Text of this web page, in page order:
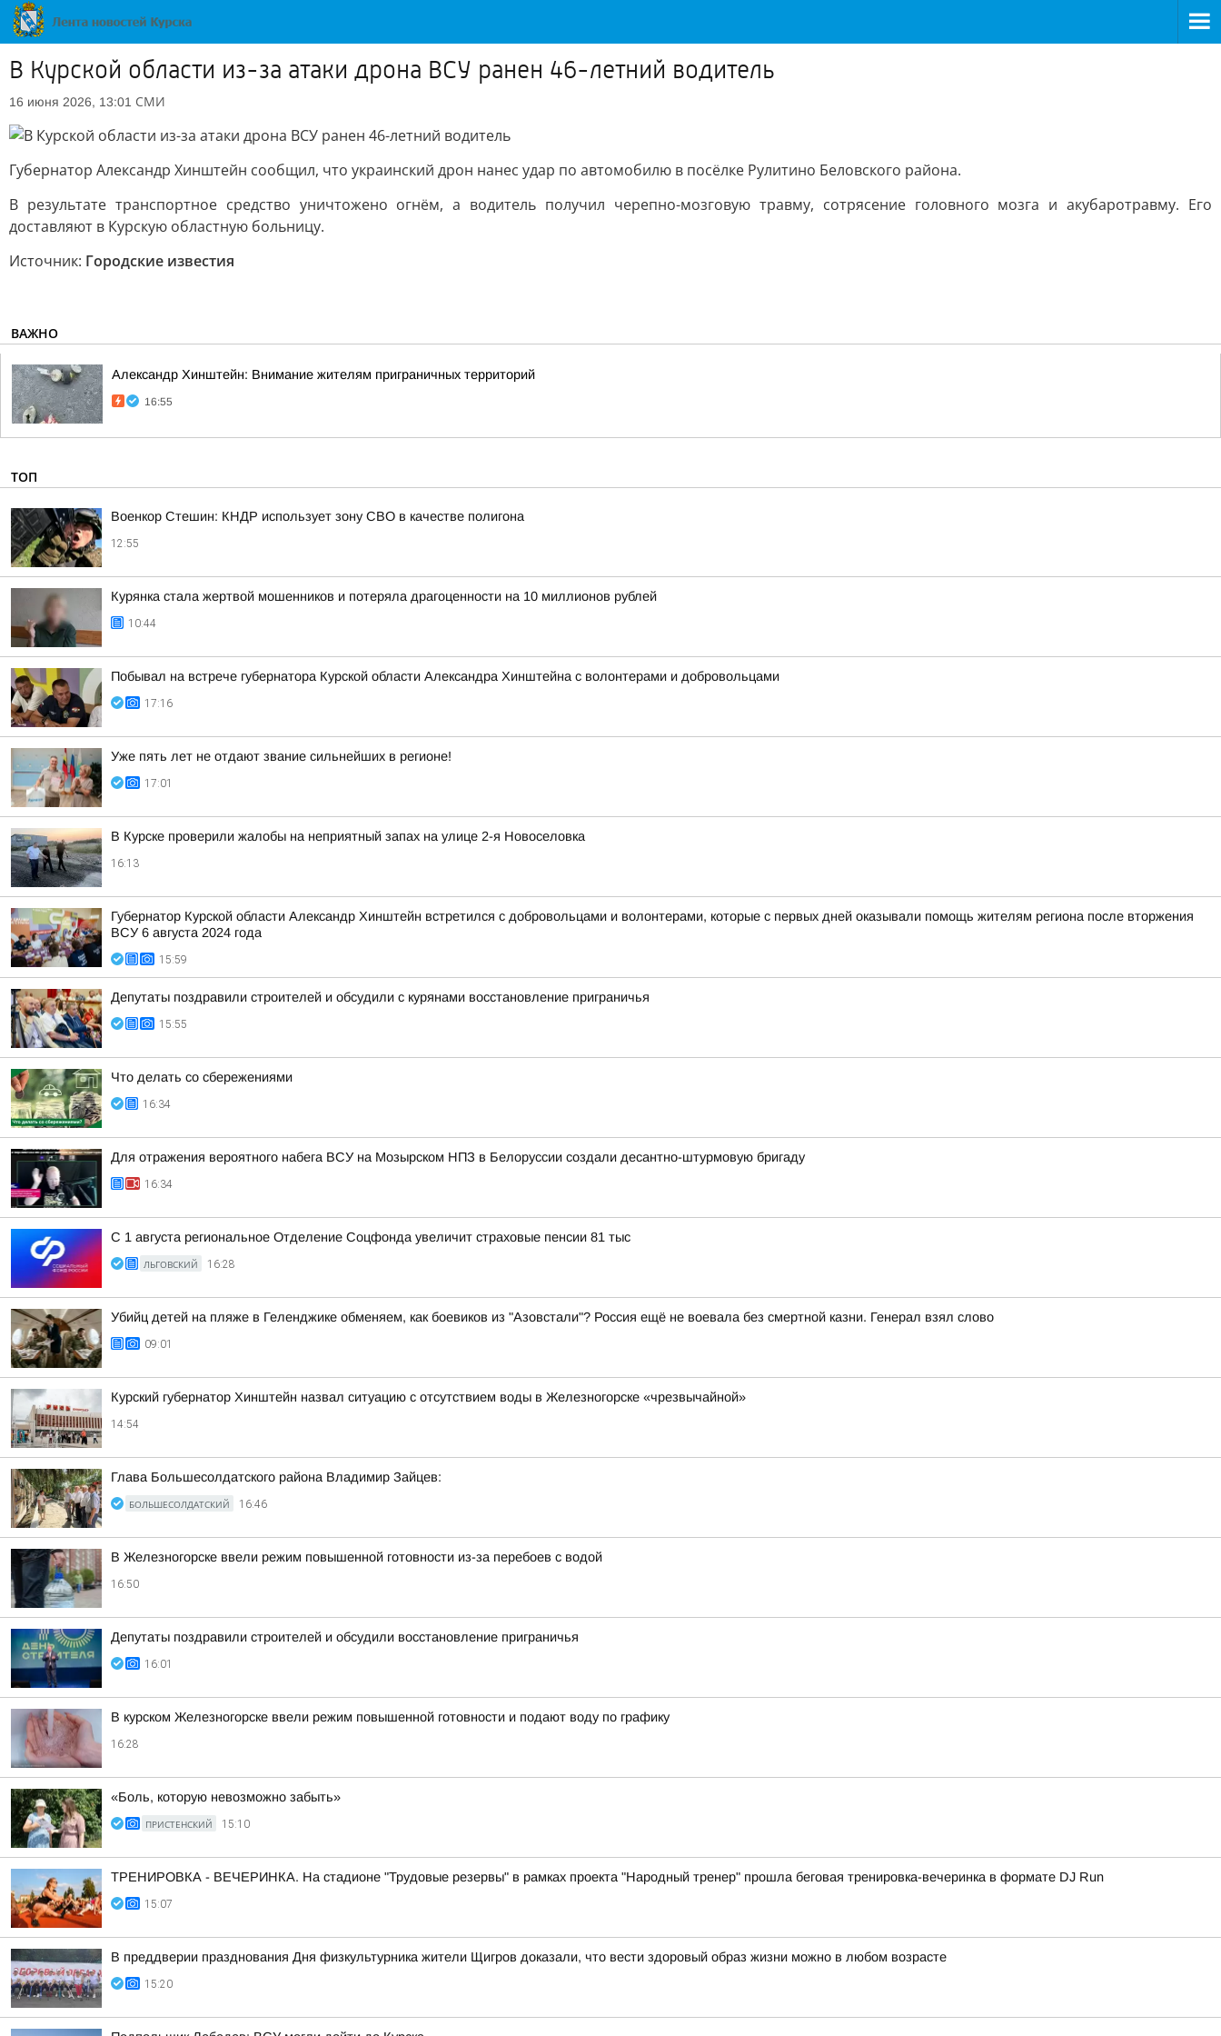
В Курской области из-за атаки дрона ВСУ ранен 46-летний водитель
16 июня 2026, 13:01 СМИ
Губернатор Александр Хинштейн сообщил, что украинский дрон нанес удар по автомобилю в посёлке Рулитино Беловского района.
В результате транспортное средство уничтожено огнём, а водитель получил черепно-мозговую травму, сотрясение головного мозга и акубаротравму. Его
доставляют в Курскую областную больницу.
Источник: Городские известия
ВАЖНО
Александр Хинштейн: Внимание жителям приграничных территорий
16:55
ТОП
Военкор Стешин: КНДР использует зону СВО в качестве полигона
12:55
Курянка стала жертвой мошенников и потеряла драгоценности на 10 миллионов рублей
10:44
Побывал на встрече губернатора Курской области Александра Хинштейна с волонтерами и добровольцами
17:16
Уже пять лет не отдают звание сильнейших в регионе!
17:01
В Курске проверили жалобы на неприятный запах на улице 2-я Новоселовка
16:13
Губернатор Курской области Александр Хинштейн встретился с добровольцами и волонтерами, которые с первых дней оказывали помощь жителям региона после вторжения
ВСУ 6 августа 2024 года
15:59
Депутаты поздравили строителей и обсудили с курянами восстановление приграничья
15:55
Что делать со сбережениями
16:34
Для отражения вероятного набега ВСУ на Мозырском НПЗ в Белоруссии создали десантно-штурмовую бригаду
16:34
С 1 августа региональное Отделение Соцфонда увеличит страховые пенсии 81 тыс
ЛЬГОВСКИЙ 16:28
Убийц детей на пляже в Геленджике обменяем, как боевиков из "Азовстали"? Россия ещё не воевала без смертной казни. Генерал взял слово
09:01
Курский губернатор Хинштейн назвал ситуацию с отсутствием воды в Железногорске «чрезвычайной»
14:54
Глава Большесолдатского района Владимир Зайцев:
БОЛЬШЕСОЛДАТСКИЙ 16:46
В Железногорске ввели режим повышенной готовности из-за перебоев с водой
16:50
Депутаты поздравили строителей и обсудили восстановление приграничья
16:01
В курском Железногорске ввели режим повышенной готовности и подают воду по графику
16:28
«Боль, которую невозможно забыть»
ПРИСТЕНСКИЙ 15:10
ТРЕНИРОВКА - ВЕЧЕРИНКА. На стадионе "Трудовые резервы" в рамках проекта "Народный тренер" прошла беговая тренировка-вечеринка в формате DJ Run
15:07
В преддверии празднования Дня физкультурника жители Щигров доказали, что вести здоровый образ жизни можно в любом возрасте
15:20